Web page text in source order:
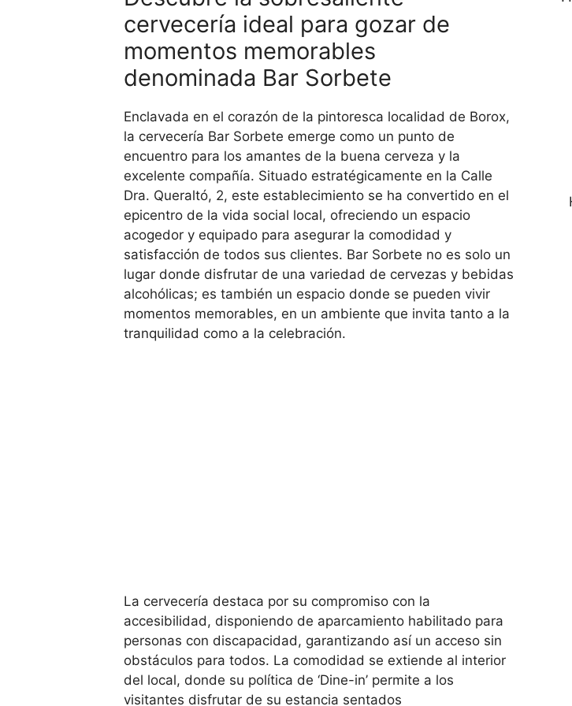
cervecería ideal para gozar de
momentos memorables
denominada Bar Sorbete
Enclavada en el corazón de la pintoresca localidad de Borox,
la cervecería Bar Sorbete emerge como un punto de
encuentro para los amantes de la buena cerveza y la
excelente compañía. Situado estratégicamente en la Calle
Dra. Queraltó, 2, este establecimiento se ha convertido en el
epicentro de la vida social local, ofreciendo un espacio
acogedor y equipado para asegurar la comodidad y
satisfacción de todos sus clientes. Bar Sorbete no es solo un
lugar donde disfrutar de una variedad de cervezas y bebidas
alcohólicas; es también un espacio donde se pueden vivir
momentos memorables, en un ambiente que invita tanto a la
tranquilidad como a la celebración.
La cervecería destaca por su compromiso con la
accesibilidad, disponiendo de aparcamiento habilitado para
personas con discapacidad, garantizando así un acceso sin
obstáculos para todos. La comodidad se extiende al interior
del local, donde su política de ‘Dine-in’ permite a los
visitantes disfrutar de su estancia sentados